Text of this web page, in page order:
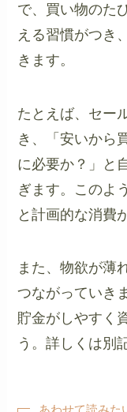
で、買い物のた
える習慣がつき
きます。
たとえば、セー
き、「安いから
に必要か？」と
ぎます。このよ
と計画的な消費
また、物欲が薄
つながっていき
貯金がしやすく
う。詳しくは別